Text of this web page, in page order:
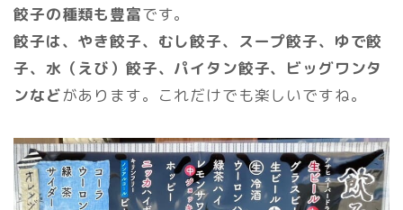
餃子の種類も豊富です。
餃子は、やき餃子、むし餃子、スープ餃子、ゆで餃
子、水（えび）餃子、パイタン餃子、ビッグワンタ
ンなどがあります。これだけでも楽しいですね。